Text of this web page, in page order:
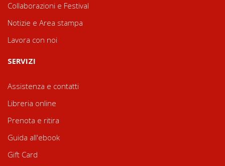
Collaborazioni e Festival
Notizie e Area stampa
Lavora con noi
SERVIZI
Assistenza e contatti
Libreria online
Prenota e ritira
Guida all'ebook
Gift Card